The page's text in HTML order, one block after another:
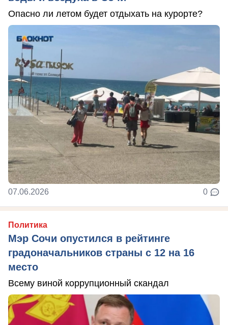
Опасно ли летом будет отдыхать на курорте?
07.06.2026 0
Политика
Мэр Сочи опустился в рейтинге
градоначальников страны с 12 на 16
место
Всему виной коррупционный скандал